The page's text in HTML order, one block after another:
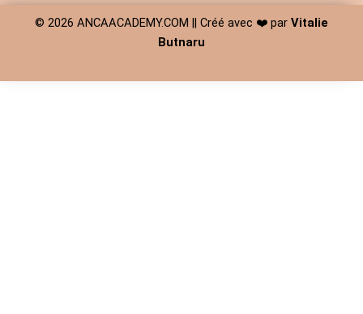
b
o
a
g
© 2026 ANCAACADEMY.COM || Créé avec ❤️ par Vitalie
Butnaru